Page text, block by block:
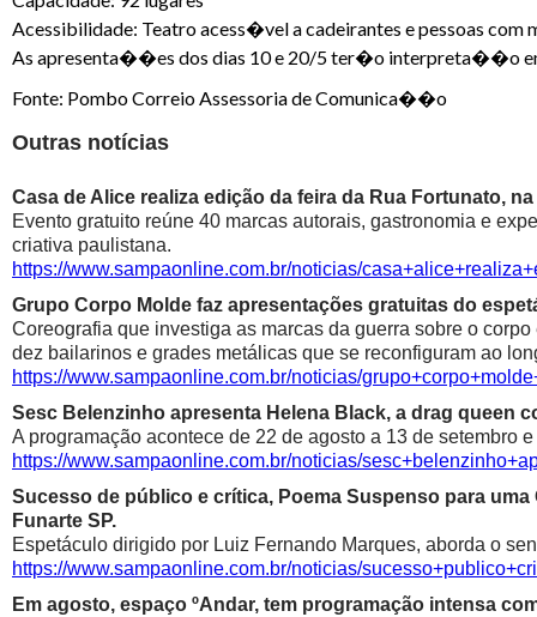
Acessibilidade: Teatro acess�vel a cadeirantes e pessoas com
As apresenta��es dos dias 10 e 20/5 ter�o interpreta��o
Fonte: Pombo Correio Assessoria de Comunica��o
Outras notícias
Casa de Alice realiza edição da feira da Rua Fortunato,
Evento gratuito reúne 40 marcas autorais, gastronomia e
criativa paulistana.
https://www.sampaonline.com.br/noticias/
Grupo Corpo Molde faz apresentações gratuitas do
Coreografia que investiga as marcas da guerra sobre o
dez bailarinos e grades metálicas que se reconfiguram ao
https://www.sampaonline.com.br/noticias/
Sesc Belenzinho apresenta Helena Black, a drag queen
A programação acontece de 22 de agosto a 13 de setembro
https://www.sampaonline.com.br/noticias/
Sucesso de público e crítica, Poema Suspenso para
Funarte SP.
Espetáculo dirigido por Luiz Fernando Marques, aborda o
https://www.sampaonline.com.br/noticias/
Em agosto, espaço ºAndar, tem programação intensa